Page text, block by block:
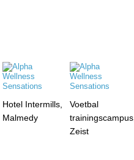
Hotel Intermills,
Malmedy
Voetbal
trainingscampus,
Zeist